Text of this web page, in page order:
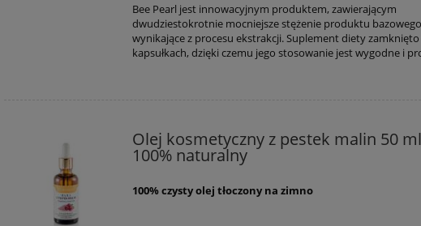
Bee Pearl jest innowacyjnym produktem, zawierającym
dwudziestokrotnie mocniejsze stężenie produktu
wynikające z procesu ekstrakcji. Suplement diety
kapsułkach, dzięki czemu jego stosowanie jest wygodne i
Olej kosmetyczny z pestek malin 50
100% naturalny
100% czysty olej tłoczony na zimno